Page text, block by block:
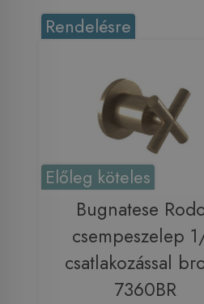
Rendelésre
Előleg köteles
Bugnatese
csempeszelep
csatlakozással
7360BR